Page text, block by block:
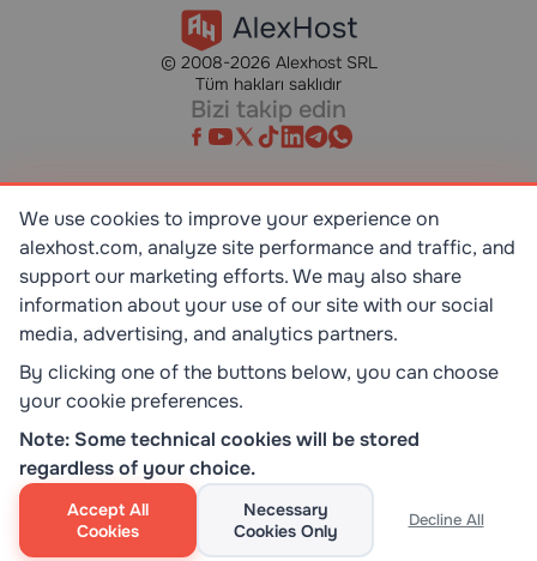
© 2008-2026 Alexhost SRL
Tüm hakları saklıdır
Bizi takip edin
SR EN ISO/IEC 27001:2023
STANDART
ISO 9001:2015
TOP 10 DEDICATED SERVERS
HOST ADVICE
We use cookies to improve your experience on
alexhost.com, analyze site performance and traffic, and
support our marketing efforts. We may also share
information about your use of our site with our social
media, advertising, and analytics partners.
By clicking one of the buttons below, you can choose
your cookie preferences.
Note: Some technical cookies will be stored
regardless of your choice.
Accept All
Cookies
Necessary
Cookies Only
Decline All